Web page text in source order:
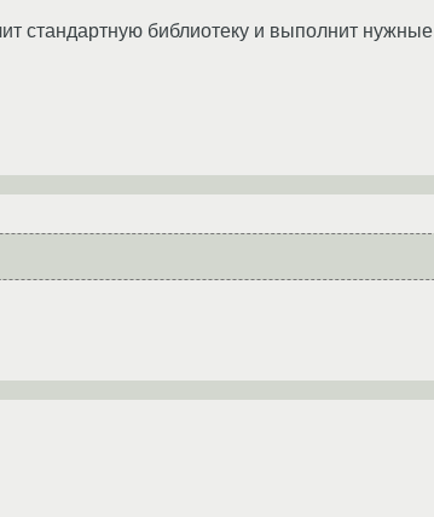
стандартную библиотеку и выполнит нужные